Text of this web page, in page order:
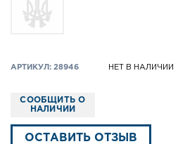
АРТИКУЛ: 28946 НЕТ В НАЛИЧИИ
СООБЩИТЬ О
НАЛИЧИИ
ОСТАВИТЬ ОТЗЫВ